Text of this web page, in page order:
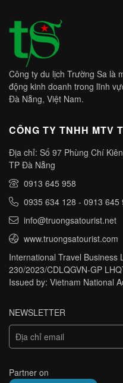
Công ty du lịch Trường Sa là
động kinh doanh trong lĩnh
Đà Nẵng, Việt Nam.
CÔNG TY TNHH MTV
Địa chỉ: Số 97 Phùng Chí
TP Đà Nẵng
0913 645 958
0935 634 128 - 0913 645
info@truongsatourist.net
www.truongsatourist.com
International Travel Business
230/2023/CDLQGVN-GP
Issued by: Vietnam National
NEWSLETTER
Partner on